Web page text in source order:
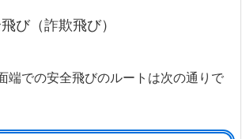
び（詐欺飛び）
端での安全飛びのルートは次の通りで